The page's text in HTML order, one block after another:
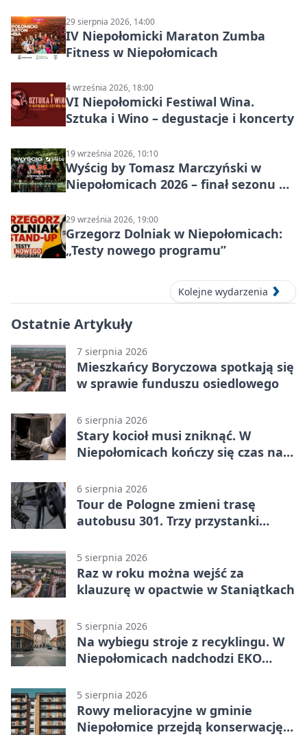
29 sierpnia 2026, 14:00
IV Niepołomicki Maraton Zumba
Fitness w Niepołomicach
4 września 2026, 18:00
VI Niepołomicki Festiwal Wina.
Sztuka i Wino – degustacje i koncerty
19 września 2026, 10:10
Wyścig by Tomasz Marczyński w
Niepołomicach 2026 – finał sezonu na
29 września 2026, 19:00
Grzegorz Dolniak w Niepołomicach:
„Testy nowego programu”
Kolejne wydarzenia
Ostatnie Artykuły
7 sierpnia 2026
Mieszkańcy Boryczowa spotkają się
w sprawie funduszu osiedlowego
6 sierpnia 2026
Stary kocioł musi zniknąć. W
Niepołomicach kończy się czas na
6 sierpnia 2026
Tour de Pologne zmieni trasę
autobusu 301. Trzy przystanki
5 sierpnia 2026
Raz w roku można wejść za
klauzurę w opactwie w Staniątkach
5 sierpnia 2026
Na wybiegu stroje z recyklingu. W
Niepołomicach nadchodzi EKO
5 sierpnia 2026
Rowy melioracyjne w gminie
Niepołomice przejdą konserwację.